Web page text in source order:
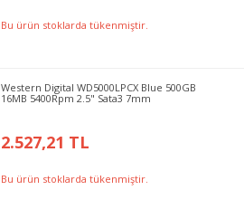
Bu ürün stoklarda tükenmiştir.
Western Digital WD5000LPCX Blue 500GB
16MB 5400Rpm 2.5" Sata3 7mm
2.527,21 TL
Bu ürün stoklarda tükenmiştir.